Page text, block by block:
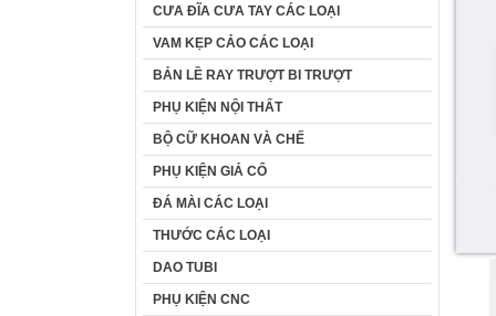
CƯA ĐĨA CƯA TAY CÁC LOẠI
VAM KẸP CẢO CÁC LOẠI
BẢN LỀ RAY TRƯỢT BI TRƯỢT
PHỤ KIỆN NỘI THẤT
BỘ CỮ KHOAN VÀ CHẾ
PHỤ KIỆN GIẢ CỔ
ĐÁ MÀI CÁC LOẠI
THƯỚC CÁC LOẠI
DAO TUBI
PHỤ KIỆN CNC